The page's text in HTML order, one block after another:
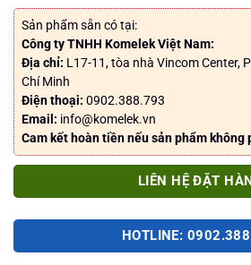
Sản phẩm sẵn có tại:
Công ty TNHH Komelek Việt Nam:
Địa chỉ: L17-11, tòa nhà Vincom Center,
Chí Minh
Điện thoại: 0902.388.793
Email: info@komelek.vn
Cam kết hoàn tiền nếu sản phẩm không
LIÊN HỆ ĐẶT
HOTLINE: